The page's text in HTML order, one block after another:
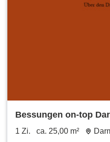
Bessungen on-top
Zeit
1 Zi. ca. 25,00 m²